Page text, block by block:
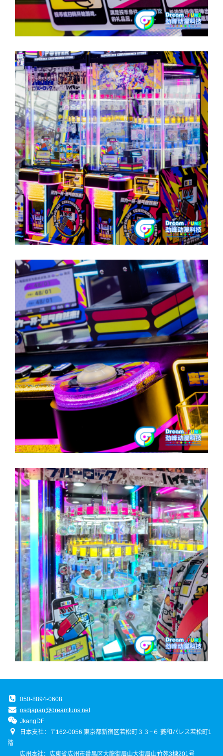
050-8894-0608
osdjapan@dreamfuns.net
JkangDF
日本支社：〒162-0056 東京都新宿区若松町３３−６ 菱和パレス若松町1
階
広州本社：広東省広州市番禺区大龍街眉山大街眉山竹苑3棟201号